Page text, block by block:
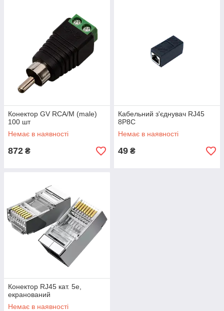
Конектор GV RCA/M (male)
100 шт
Немає в наявності
872 ₴
Кабельний з'єднувач RJ45
8P8C
Немає в наявності
49 ₴
Конектор RJ45 кат. 5е,
екранований
Немає в наявності